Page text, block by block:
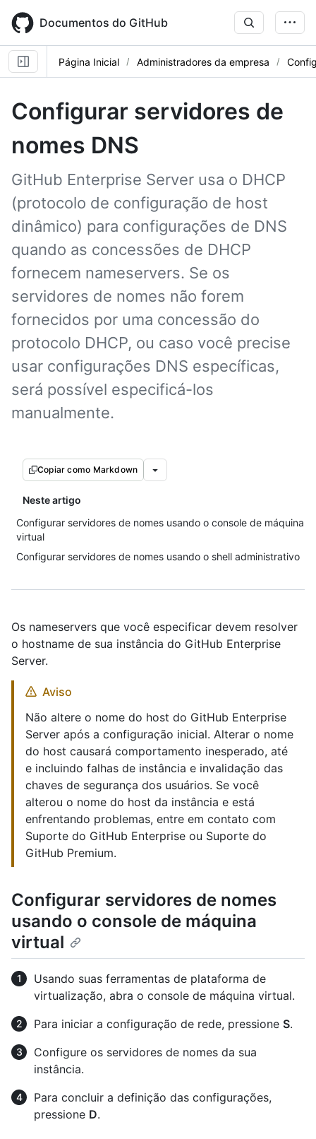
main
content
Documentos do GitHub
Página Inicial Administradores da empresa
Configurar servidores de
nomes DNS
GitHub Enterprise Server usa o DHCP
(protocolo de configuração de host
dinâmico) para configurações de DNS
quando as concessões de DHCP
fornecem nameservers. Se os
servidores de nomes não forem
fornecidos por uma concessão do
protocolo DHCP, ou caso você precise
usar configurações DNS específicas,
será possível especificá-los
manualmente.
Copiar como Markdown
Neste artigo
Configurar servidores de nomes usando o console de máquina
virtual
Configurar servidores de nomes usando o shell administrativo
Os nameservers que você especificar devem resolver
o hostname de sua instância do GitHub Enterprise
Server.
Aviso
Não altere o nome do host do GitHub Enterprise
Server após a configuração inicial. Alterar o nome
do host causará comportamento inesperado, até
e incluindo falhas de instância e invalidação das
chaves de segurança dos usuários. Se você
alterou o nome do host da instância e está
enfrentando problemas, entre em contato com
Suporte do GitHub Enterprise ou Suporte do
GitHub Premium.
Configurar servidores de nomes
usando o console de máquina
virtual
Usando suas ferramentas de plataforma de
virtualização, abra o console de máquina virtual.
Para iniciar a configuração de rede, pressione S.
Configure os servidores de nomes da sua
instância.
Para concluir a definição das configurações,
pressione D.